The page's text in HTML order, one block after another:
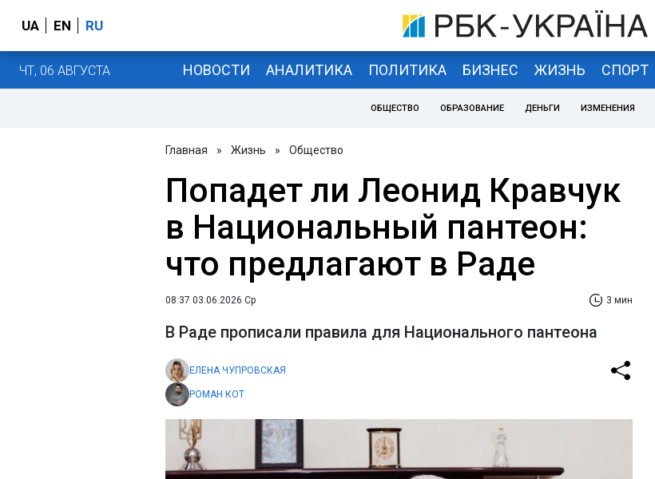
UA EN RU
ЧТ, 06 АВГУСТА НОВОСТИ АНАЛИТИКА ПОЛИТИКА БИЗНЕС ЖИЗНЬ СПОРТ
ОБЩЕСТВО ОБРАЗОВАНИЕ ДЕНЬГИ ИЗМЕНЕНИЯ
Главная » Жизнь » Общество
Попадет ли Леонид Кравчук
в Национальный пантеон:
что предлагают в Раде
08:37 03.06.2026 Ср 3 мин
В Раде прописали правила для Национального пантеона
ЕЛЕНА ЧУПРОВСКАЯ
РОМАН КОТ